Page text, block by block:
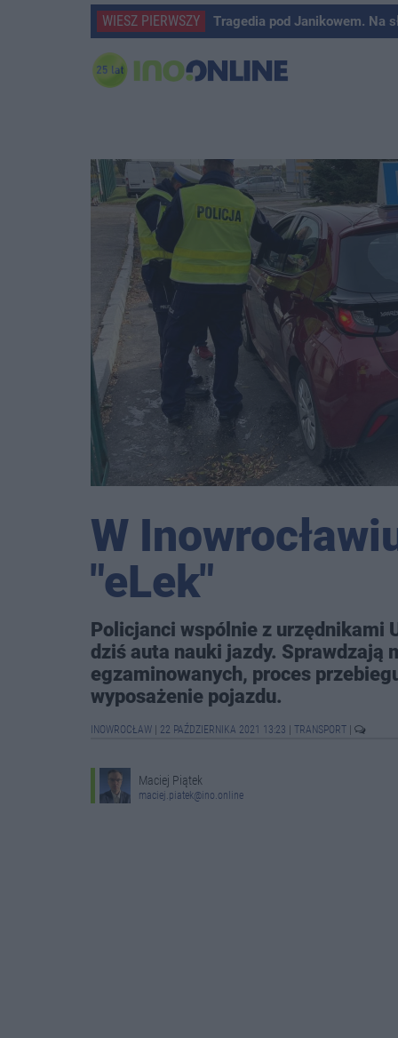
WIESZ PIERWSZY Tragedia pod Janikowem. Na
W
"eLek"
Policjanci wspólnie z urzędnikami
dziś auta nauki jazdy.
egzaminowanych, proces
wyposażenie pojazdu.
INOWROCŁAW 22 PAŹDZIERNIKA 2021 13:23 TRANSPORT
Maciej Piątek
maciej.piatek@ino.online